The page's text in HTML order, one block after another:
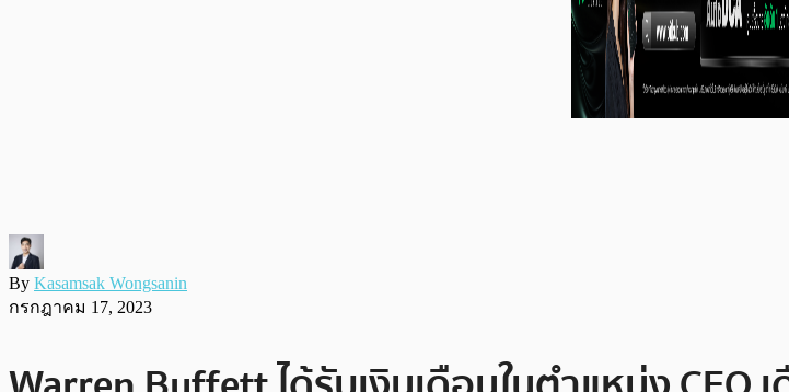
By Kasamsak Wongsanin
กรกฎาคม 17, 2023